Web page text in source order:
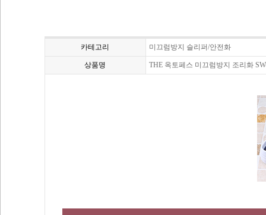
카테고리 미끄럼방지 슬리퍼/안전화
상품명 THE 옥토페스 미끄럼방지 조리화